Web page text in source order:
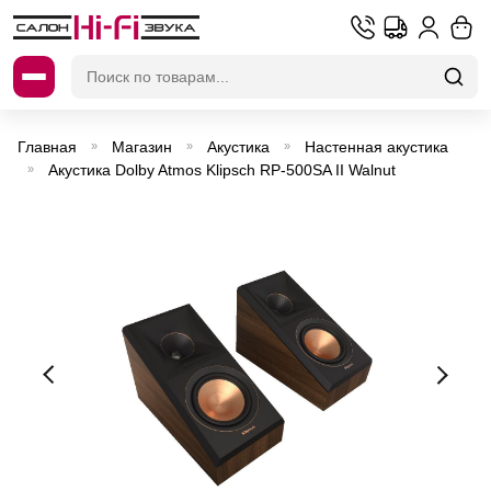
Главная » Магазин » Акустика » Настенная акустика
» Акустика Dolby Atmos Klipsch RP-500SA II Walnut